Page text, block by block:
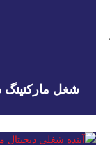
شغل مارکتینگ